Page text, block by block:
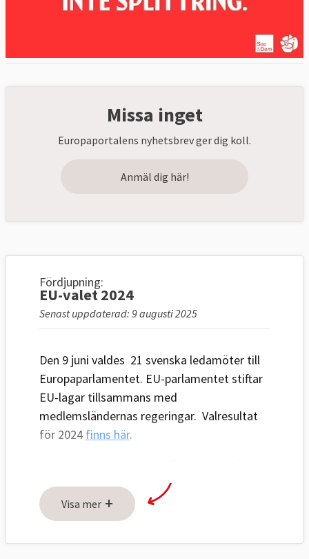
Missa inget
Europaportalens nyhetsbrev ger dig koll.
Anmäl dig här!
Fördjupning:
EU-valet 2024
Senast uppdaterad: 9 augusti 2025
Den 9 juni valdes 21 svenska ledamöter till
Europaparlamentet. EU-parlamentet stiftar
EU-lagar tillsammans med
medlemsländernas regeringar. Valresultat
för 2024 finns här.
EU-valet 2024:
De största
partierna
De minsta
Visa mer +